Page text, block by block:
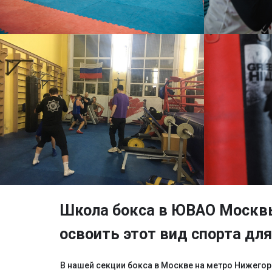
Запись на бесплатную
Количество учеников строго ограничено! Наш приоритет - ваш
прогресс и качество занятий!
Записаться